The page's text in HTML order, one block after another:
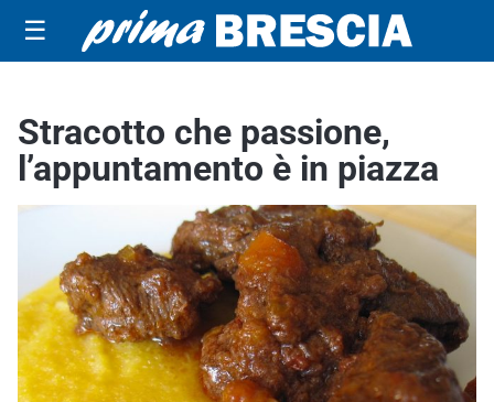
☰
Stracotto che passione,
l’appuntamento è in piazza